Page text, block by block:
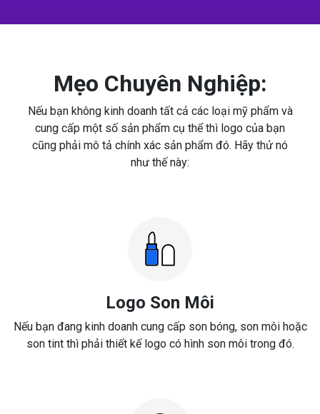
Mẹo Chuyên Nghiệp:
Nếu bạn không kinh doanh tất cả các loại mỹ phẩm và
cung cấp một số sản phẩm cụ thể thì logo của bạn
cũng phải mô tả chính xác sản phẩm đó. Hãy thử nó
như thế này:
Logo Son Môi
Nếu bạn đang kinh doanh cung cấp son bóng, son môi hoặc
son tint thì phải thiết kế logo có hình son môi trong đó.